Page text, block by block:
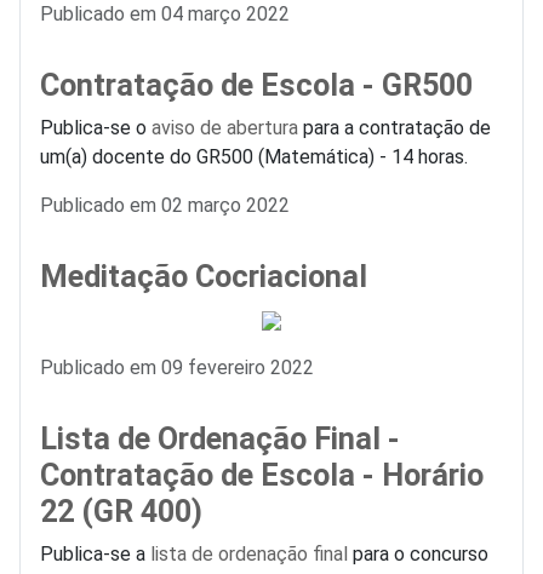
Detalhes
Publicado em 04 março 2022
Contratação de Escola - GR500
Publica-se o aviso de abertura para a contratação de
um(a) docente do GR500 (Matemática) - 14 horas.
Detalhes
Publicado em 02 março 2022
Meditação Cocriacional
Detalhes
Publicado em 09 fevereiro 2022
Lista de Ordenação Final -
Contratação de Escola - Horário
22 (GR 400)
Publica-se a lista de ordenação final para o concurso